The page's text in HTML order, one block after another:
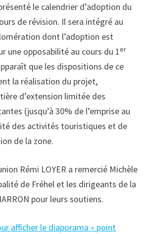
le calendrier d’adoption du
de révision. Il sera intégré au
dont l’adoption est
une opposabilité au cours du 1er
que les dispositions de ce
la réalisation du projet,
d’extension limitée des
(jusqu’à 30% de l’emprise au
des activités touristiques et de
de la zone.
Rémi LOYER a remercié Michèle
de Fréhel et les dirigeants de la
pour leurs soutiens.
afficher le diaporama « point